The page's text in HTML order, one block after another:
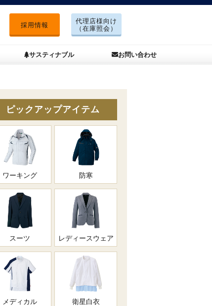
採用情報
代理店様向け
（在庫照会）
サスティナブル お問い合わせ
ピックアップアイテム
ワーキング 防寒
スーツ レディースウェア
メディカル 衛星白衣